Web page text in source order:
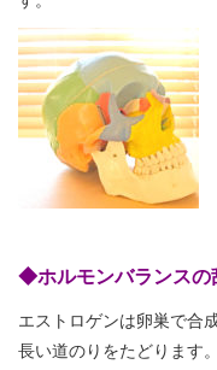
◆ホルモンバランスの
エストロゲンは卵巣で合
長い道のりをたどります